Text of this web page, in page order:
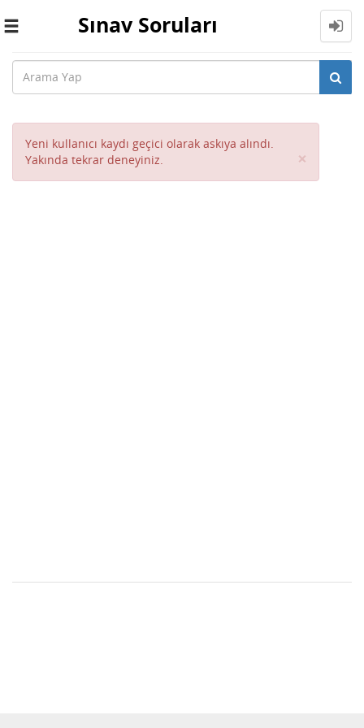
Toggle
Sınav Soruları
Yeni kullanıcı kaydı geçici olarak askıya alındı.
Yakında tekrar deneyiniz.
×